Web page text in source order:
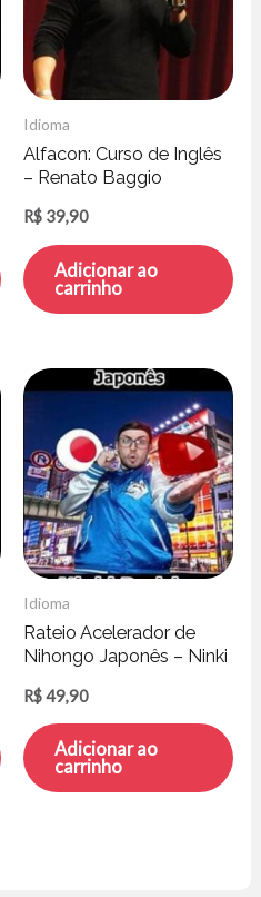
Idioma
Alfacon: Curso de Inglês
– Renato Baggio
R$ 39,90
Adicionar ao
carrinho
Idioma
Rateio Acelerador de
Nihongo Japonês – Ninki
R$49,90
Adicionar ao
carrinho